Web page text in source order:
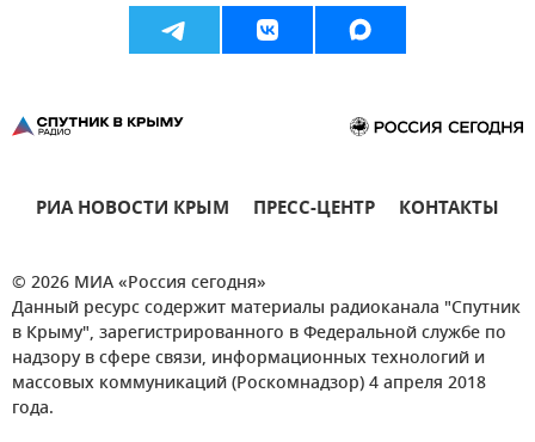
РИА НОВОСТИ КРЫМ ПРЕСС-ЦЕНТР КОНТАКТЫ
© 2026 МИА «Россия сегодня»
Данный ресурс содержит материалы радиоканала "Спутник
в Крыму", зарегистрированного в Федеральной службе по
надзору в сфере связи, информационных технологий и
массовых коммуникаций (Роскомнадзор) 4 апреля 2018
года.